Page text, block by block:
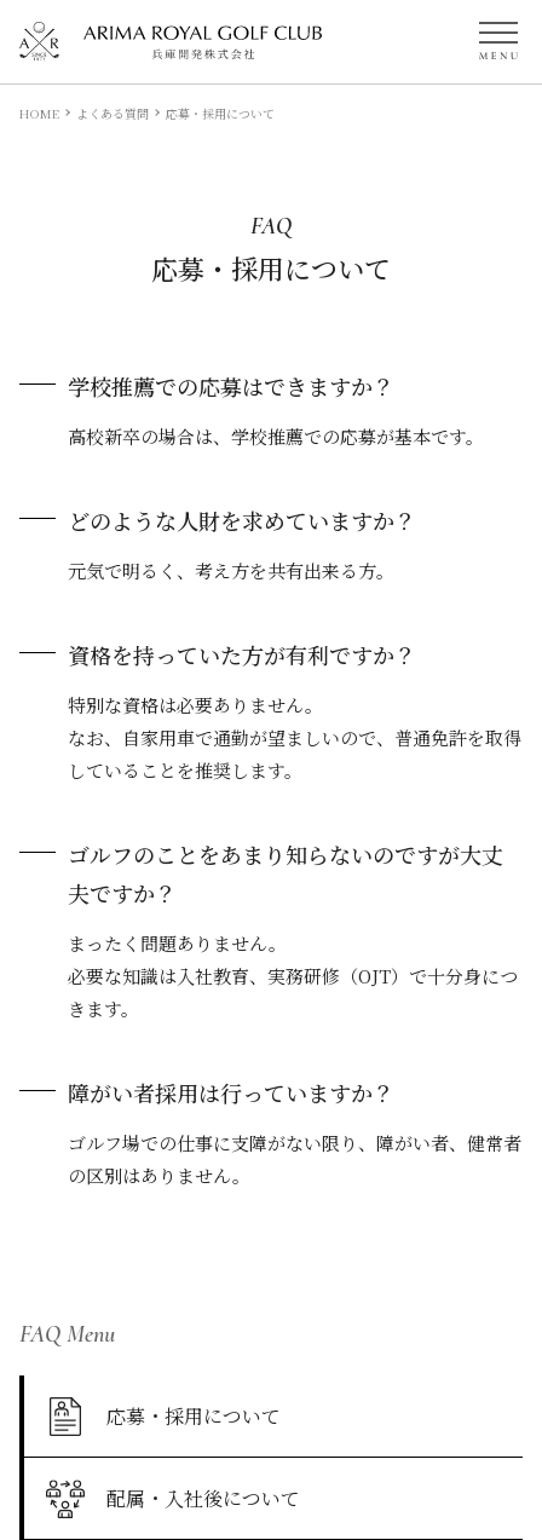
HOME よくある質問 応募・採用について
FAQ
応募・採用について
学校推薦での応募はできますか？
高校新卒の場合は、学校推薦での応募が基本です。
どのような人財を求めていますか？
元気で明るく、考え方を共有出来る方。
資格を持っていた方が有利ですか？
特別な資格は必要ありません。
なお、自家用車で通勤が望ましいので、普通免許を取得
していることを推奨します。
ゴルフのことをあまり知らないのですが大丈
夫ですか？
まったく問題ありません。
必要な知識は入社教育、実務研修（OJT）で十分身につ
きます。
障がい者採用は行っていますか？
ゴルフ場での仕事に支障がない限り、障がい者、健常者
の区別はありません。
FAQ Menu
応募・採用について
配属・入社後について